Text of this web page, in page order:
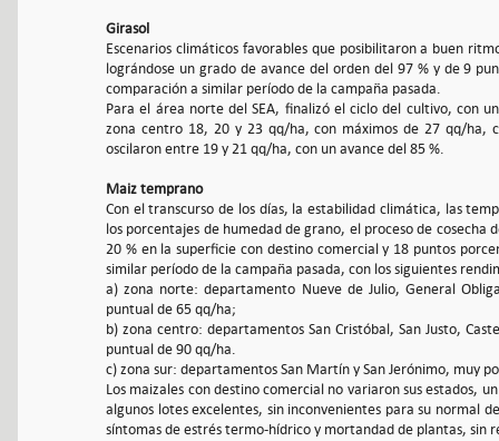
Girasol
Escenarios climáticos favorables que posibilitaron a buen
lográndose un grado de avance del orden del 97 % y de 9
comparación a similar período de la campaña pasada.
Para el área norte del SEA, finalizó el ciclo del cultivo, con
zona centro 18, 20 y 23 qq/ha, con máximos de 27 qq/ha,
oscilaron entre 19 y 21 qq/ha, con un avance del 85 %.
Maiz temprano
Con el transcurso de los días, la estabilidad climática, las
los porcentajes de humedad de grano, el proceso de
20 % en la superficie con destino comercial y 18 puntos
similar período de la campaña pasada, con los siguientes
a) zona norte: departamento Nueve de Julio, General
puntual de 65 qq/ha;
b) zona centro: departamentos San Cristóbal, San Justo,
puntual de 90 qq/ha.
c) zona sur: departamentos San Martín y San Jerónimo, muy
Los maizales con destino comercial no variaron sus estados,
algunos lotes excelentes, sin inconvenientes para su normal
síntomas de estrés termo-hídrico y mortandad de plantas, sin